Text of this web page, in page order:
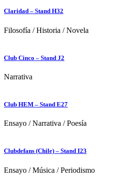
Claridad – Stand H32
Filosofía /Historia /Novela
Club Cinco – Stand J2
Narrativa
Club HEM – Stand E27
Ensayo /Narrativa /Poesía
Clubdefans (Chile) – Stand I23
Ensayo /Música /Periodismo